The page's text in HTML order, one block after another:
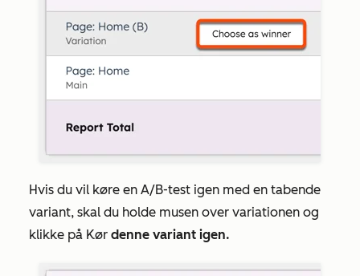
Hvis du vil køre en A/B-test igen med en tabende
variant, skal du holde musen over variationen og
klikke på Kør denne variant igen.